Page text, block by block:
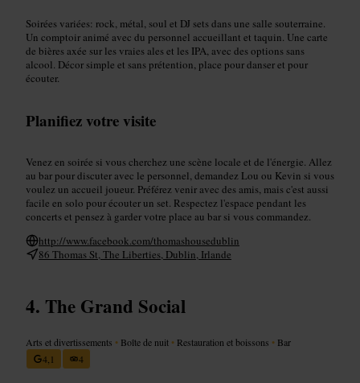
Soirées variées: rock, métal, soul et DJ sets dans une salle souterraine.
Un comptoir animé avec du personnel accueillant et taquin. Une carte
de bières axée sur les vraies ales et les IPA, avec des options sans
alcool. Décor simple et sans prétention, place pour danser et pour
écouter.
Planifiez votre visite
Venez en soirée si vous cherchez une scène locale et de l'énergie. Allez
au bar pour discuter avec le personnel, demandez Lou ou Kevin si vous
voulez un accueil joueur. Préférez venir avec des amis, mais c'est aussi
facile en solo pour écouter un set. Respectez l'espace pendant les
concerts et pensez à garder votre place au bar si vous commandez.
http://www.facebook.com/thomashousedublin
86 Thomas St, The Liberties, Dublin, Irlande
The Grand Social
Arts et divertissements • Boîte de nuit • Restauration et boissons • Bar
4,1
4